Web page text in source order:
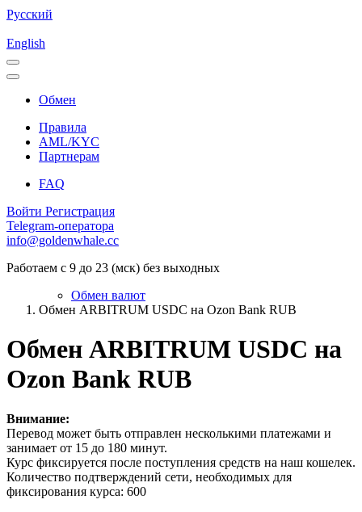
Русский
English
Обмен
Правила
AML/KYC
Партнерам
FAQ
Войти Регистрация
Telegram-оператора
info@goldenwhale.cc
Работаем с 9 до 23 (мск) без выходных
Обмен валют
Обмен ARBITRUM USDC на Ozon Bank RUB
Обмен ARBITRUM USDC на
Ozon Bank RUB
Внимание:
Перевод может быть отправлен несколькими платежами и
занимает от 15 до 180 минут.
Курс фиксируется после поступления средств на наш кошелек.
Количество подтверждений сети, необходимых для
фиксирования курса: 600